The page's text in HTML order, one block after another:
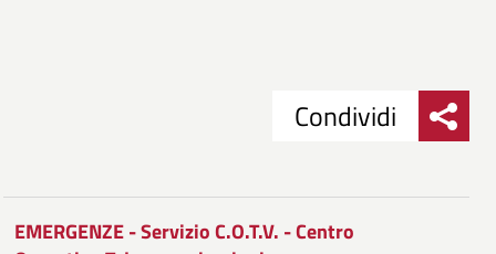
su
Condividi
Condividi
EMERGENZE - Servizio C.O.T.V. - Centro